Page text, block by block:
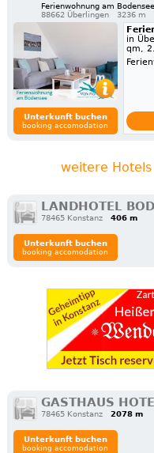
Ferienwohnung am Bodensee
88662 Überlingen
3236 m
Unterkunft buchen
booking accomodation
in
qm,
weitere
LANDHOTEL
78465 Konstanz 406 m
Unterkunft buchen
booking accomodation
GASTHAUS
78465 Konstanz 2078 m
Unterkunft buchen
booking accomodation